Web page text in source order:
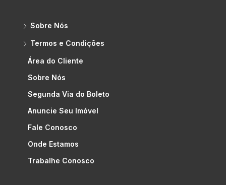
Sobre Nós
Termos e Condições
Área do Cliente
Sobre Nós
Segunda Via do Boleto
Anuncie Seu Imóvel
Fale Conosco
Onde Estamos
Trabalhe Conosco